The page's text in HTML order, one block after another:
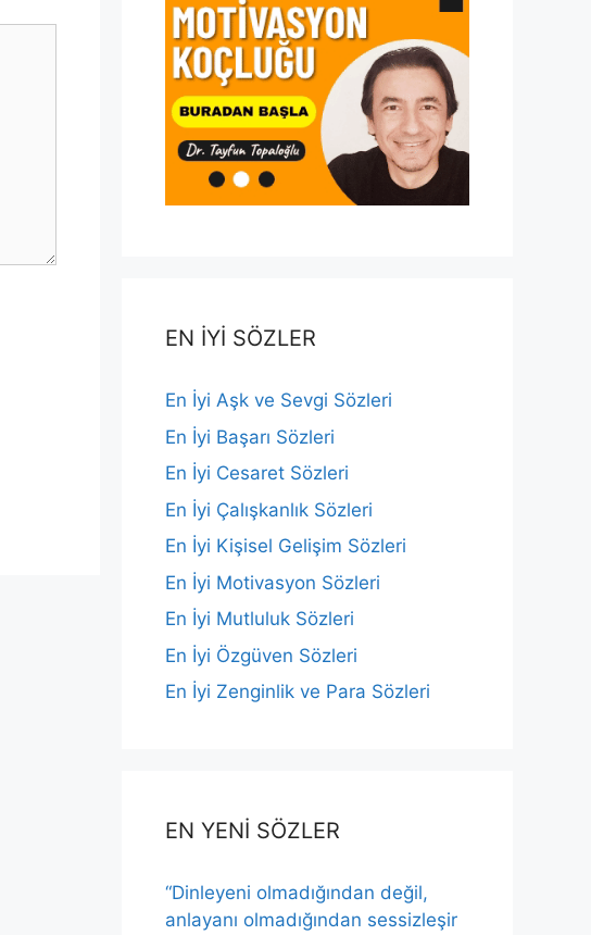
EN İYİ SÖZLER
En İyi Aşk ve Sevgi Sözleri
En İyi Başarı Sözleri
En İyi Cesaret Sözleri
En İyi Çalışkanlık Sözleri
En İyi Kişisel Gelişim Sözleri
En İyi Motivasyon Sözleri
En İyi Mutluluk Sözleri
En İyi Özgüven Sözleri
En İyi Zenginlik ve Para Sözleri
EN YENİ SÖZLER
“Dinleyeni olmadığından değil,
anlayanı olmadığından sessizleşir